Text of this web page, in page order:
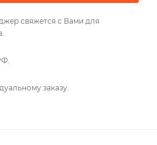
свяжется с Вами для
заказу.